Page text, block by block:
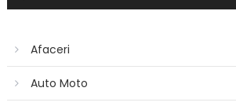
Afaceri
Auto Moto